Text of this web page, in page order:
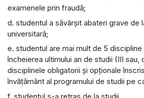
examenele prin fraudă;
d. studentul a săvârşit abateri grave de
universitară;
e. studentul are mai mult de 5 discipline
încheierea ultimului an de studii (III sau,
disciplinele obligatorii şi opţionale
învăţământ al programului de studii pe